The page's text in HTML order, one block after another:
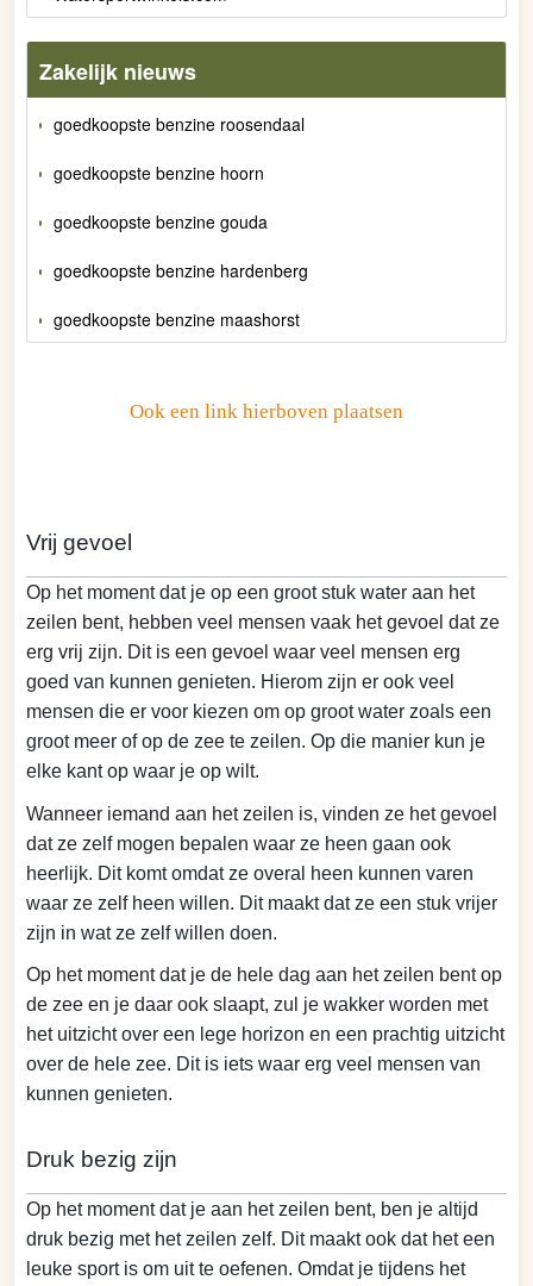
Zakelijk nieuws
goedkoopste benzine roosendaal
goedkoopste benzine hoorn
goedkoopste benzine gouda
goedkoopste benzine hardenberg
goedkoopste benzine maashorst
Ook een link hierboven plaatsen
Vrij gevoel
Op het moment dat je op een groot stuk water aan het
zeilen bent, hebben veel mensen vaak het gevoel dat ze
erg vrij zijn. Dit is een gevoel waar veel mensen erg
goed van kunnen genieten. Hierom zijn er ook veel
mensen die er voor kiezen om op groot water zoals een
groot meer of op de zee te zeilen. Op die manier kun je
elke kant op waar je op wilt.
Wanneer iemand aan het zeilen is, vinden ze het gevoel
dat ze zelf mogen bepalen waar ze heen gaan ook
heerlijk. Dit komt omdat ze overal heen kunnen varen
waar ze zelf heen willen. Dit maakt dat ze een stuk vrijer
zijn in wat ze zelf willen doen.
Op het moment dat je de hele dag aan het zeilen bent op
de zee en je daar ook slaapt, zul je wakker worden met
het uitzicht over een lege horizon en een prachtig uitzicht
over de hele zee. Dit is iets waar erg veel mensen van
kunnen genieten.
Druk bezig zijn
Op het moment dat je aan het zeilen bent, ben je altijd
druk bezig met het zeilen zelf. Dit maakt ook dat het een
leuke sport is om uit te oefenen. Omdat je tijdens het